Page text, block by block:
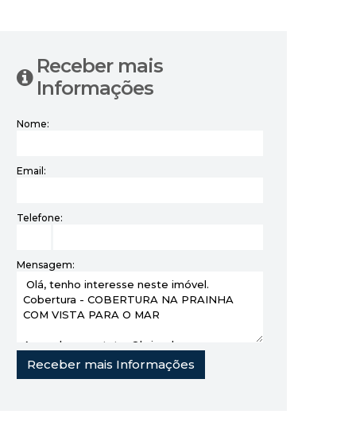
Receber mais
Informações
Nome:
Email:
Telefone:
Mensagem: